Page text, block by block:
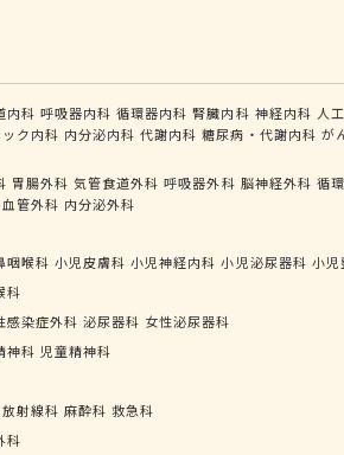
内科 呼吸器内科 循環器内科 腎臓内科 神経内科 人
ク内科 内分泌内科 代謝内科 糖尿病・代謝内科 が
胃腸外科 気管食道外科 呼吸器外科 脳神経外科 循
血管外科 内分泌外科
咽喉科 小児皮膚科 小児神経内科 小児泌尿器科 小児
科
感染症外科 泌尿器科 女性泌尿器科
神科 児童精神科
放射線科 麻酔科 救急科
科